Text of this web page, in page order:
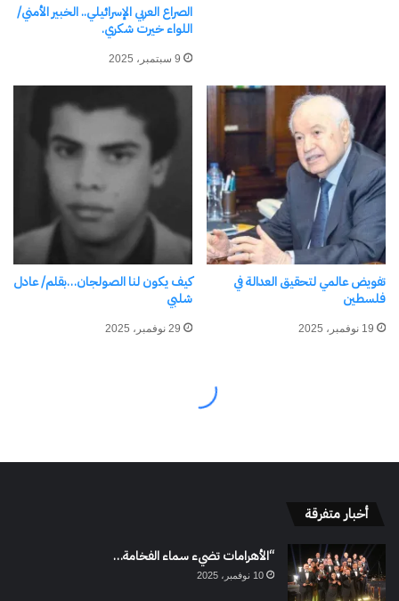
أخبار متفرقة
“الأهرامات تضيء سماء الفخامة…
10 نوفمبر، 2025